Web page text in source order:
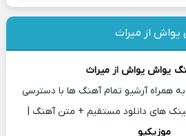
یواش از میراث
یواش یواش ازمیراث
همراه آرشیو تمام آهنگ ها با دسترسی
های دانلود مستقیم + متن آهنگ |
موزیکیو